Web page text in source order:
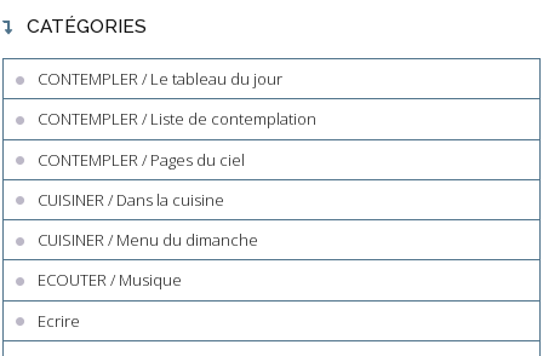
CATÉGORIES
CONTEMPLER / Le tableau du jour
CONTEMPLER / Liste de contemplation
CONTEMPLER / Pages du ciel
CUISINER / Dans la cuisine
CUISINER / Menu du dimanche
ECOUTER / Musique
Ecrire